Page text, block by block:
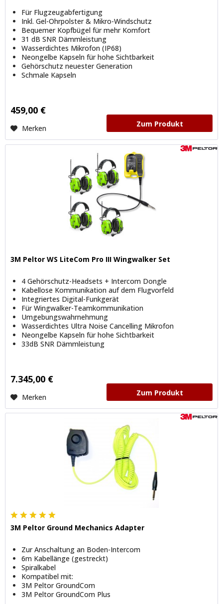
Für Flugzeugabfertigung
Inkl. Gel-Ohrpolster & Mikro-Windschutz
Bequemer Kopfbügel für mehr Komfort
31 dB SNR Dämmleistung
Wasserdichtes Mikrofon (IP68)
Neongelbe Kapseln für hohe Sichtbarkeit
Gehörschutz neuester Generation
Schmale Kapseln
459,00 €
Merken Zum Produkt
3M Peltor WS LiteCom Pro III Wingwalker Set
4 Gehörschutz-Headsets + Intercom Dongle
Kabellose Kommunikation auf dem Flugvorfeld
Integriertes Digital-Funkgerät
Für Wingwalker-Teamkommunikation
Umgebungswahrnehmung
Wasserdichtes Ultra Noise Cancelling Mikrofon
Neongelbe Kapseln für hohe Sichtbarkeit
33dB SNR Dämmleistung
7.345,00 €
Merken Zum Produkt
3M Peltor Ground Mechanics Adapter
Zur Anschaltung an Boden-Intercom
6m Kabellänge (gestreckt)
Spiralkabel
Kompatibel mit:
3M Peltor GroundCom
3M Peltor GroundCom Plus